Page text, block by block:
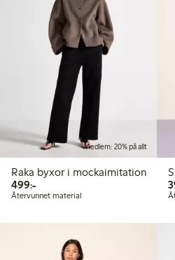
Medlem: 20% på allt
Raka byxor i mockaimitation
499:-499,00 kr
Återvunnet material